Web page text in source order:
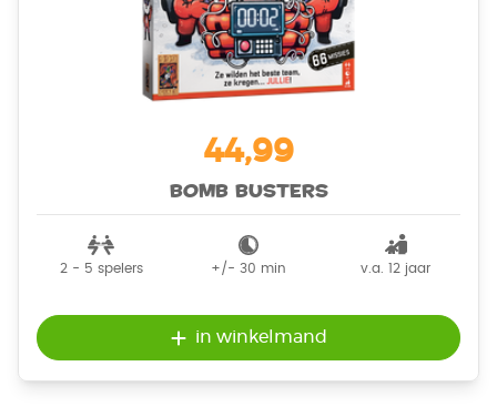
44,99
Bomb Busters
2 - 5 spelers +/- 30 min v.a. 12 jaar
in winkelmand